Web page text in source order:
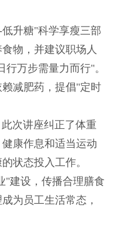
升糖"科学享瘦三部
物，并建议职场人
万步需量力而行"。
减肥药，提倡"定时
次讲座纠正了体重
康作息和适当运动
状态投入工作。
"建设，传播合理膳食
为员工生活常态，